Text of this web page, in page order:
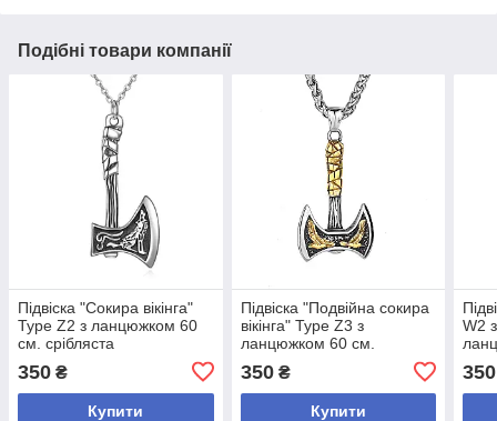
Подібні товари компанії
Підвіска "Сокира вікінга"
Type Z2 з ланцюжком 60
см. срібляста
350 ₴
Купити
Підвіска "Подвійна сокира
вікінга" Type Z3 з
ланцюжком 60 см.
золотиста
350₴
Купити
W2
350